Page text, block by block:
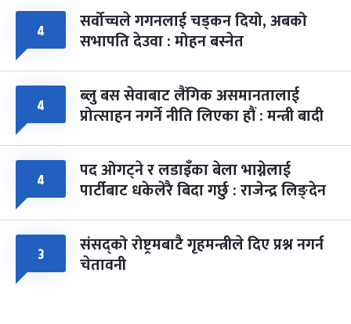
४ सर्वोच्चले गगनलाई चड्कन दियो, अबको
सभापति देउवा : मोहन बस्नेत
४ ब्लु बस सेवाबाट लैंगिक असमानतालाई
प्रोत्साहन नगर्ने नीति लिएका हौं : मन्त्री बादी
४ पद ओगट्ने र लडाइँका बेला भाग्नेलाई
पार्टीबाट धकेलेरै बिदा गर्छु : राजेन्द्र लिङ्देन
३ संसद्को रोष्ट्रमबाटै गृहमन्त्रीले दिए प्रश्न नगर्न
चेतावनी